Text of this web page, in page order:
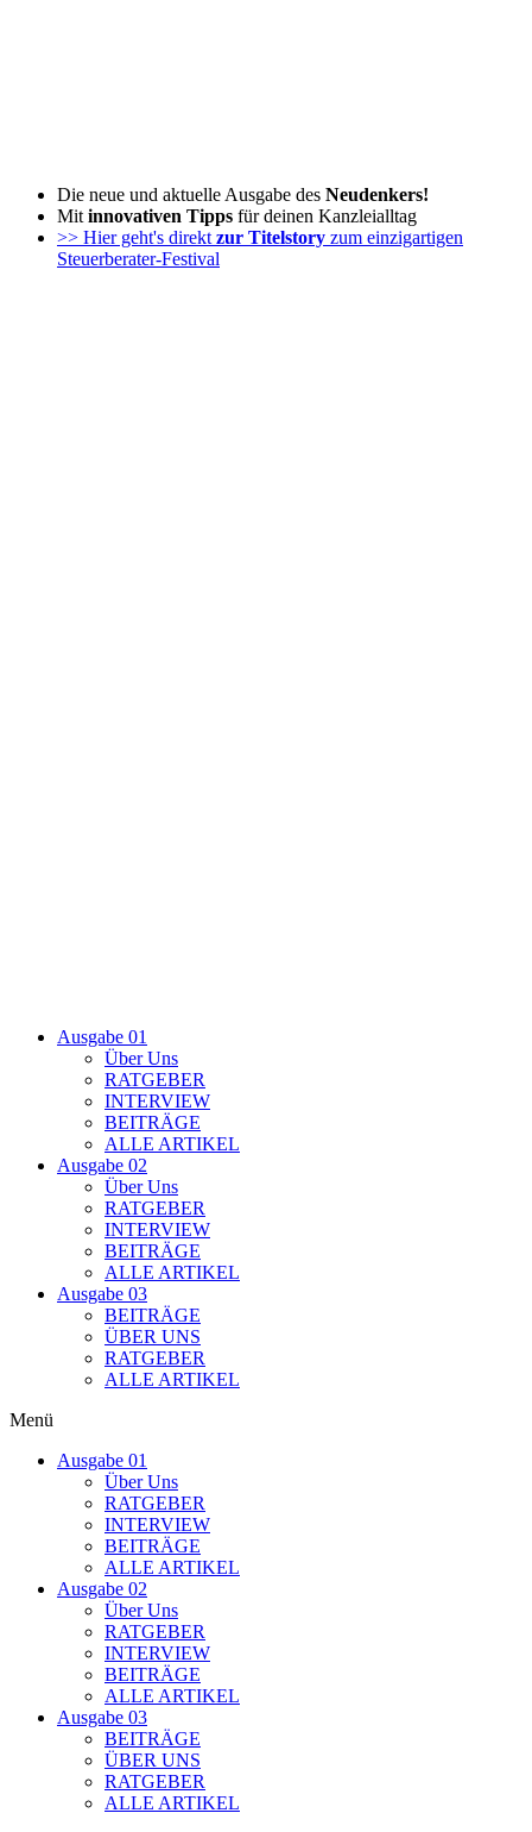
Die neue und aktuelle Ausgabe des Neudenkers!
Mit innovativen Tipps für deinen Kanzleialltag
>> Hier geht's direkt zur Titelstory zum einzigartigen
Steuerberater-Festival
Ausgabe 01
Über Uns
RATGEBER
INTERVIEW
BEITRÄGE
ALLE ARTIKEL
Ausgabe 02
Über Uns
RATGEBER
INTERVIEW
BEITRÄGE
ALLE ARTIKEL
Ausgabe 03
BEITRÄGE
ÜBER UNS
RATGEBER
ALLE ARTIKEL
Menü
Ausgabe 01
Über Uns
RATGEBER
INTERVIEW
BEITRÄGE
ALLE ARTIKEL
Ausgabe 02
Über Uns
RATGEBER
INTERVIEW
BEITRÄGE
ALLE ARTIKEL
Ausgabe 03
BEITRÄGE
ÜBER UNS
RATGEBER
ALLE ARTIKEL